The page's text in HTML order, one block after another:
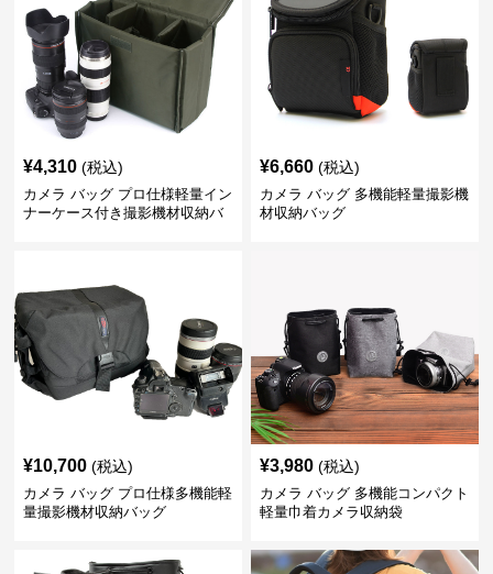
¥4,310 (税込)
カメラ バッグ プロ仕様軽量イン
ナーケース付き撮影機材収納バ
¥6,660 (税込)
カメラ バッグ 多機能軽量撮影機
材収納バッグ
¥10,700 (税込)
カメラ バッグ プロ仕様多機能軽
量撮影機材収納バッグ
¥3,980 (税込)
カメラ バッグ 多機能コンパクト
軽量巾着カメラ収納袋